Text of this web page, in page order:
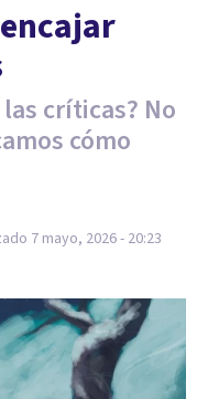
críticas? No
cómo
7 mayo, 2026 - 20:23